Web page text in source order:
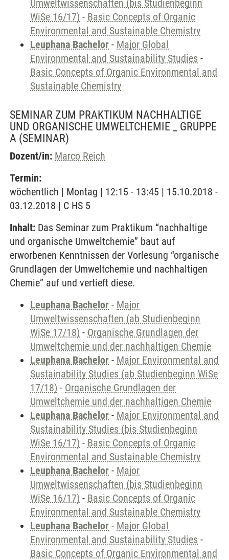
Umweltwissenschaften (bis Studienbeginn
WiSe 16/17) - Basic Concepts of Organic
Environmental and Sustainable Chemistry
Leuphana Bachelor - Major Global
Environmental and Sustainability Studies -
Basic Concepts of Organic Environmental and
Sustainable Chemistry
SEMINAR ZUM PRAKTIKUM NACHHALTIGE
UND ORGANISCHE UMWELTCHEMIE _ GRUPPE
A (SEMINAR)
Dozent/in: Marco Reich
Termin:
wöchentlich | Montag | 12:15 - 13:45 | 15.10.2018 -
03.12.2018 | C HS 5
Inhalt: Das Seminar zum Praktikum “nachhaltige
und organische Umweltchemie” baut auf
erworbenen Kenntnissen der Vorlesung “organische
Grundlagen der Umweltchemie und nachhaltigen
Chemie” auf und vertieft diese.
Leuphana Bachelor - Major
Umweltwissenschaften (ab Studienbeginn
WiSe 17/18) - Organische Grundlagen der
Umweltchemie und der nachhaltigen Chemie
Leuphana Bachelor - Major Environmental and
Sustainability Studies (ab Studienbeginn WiSe
17/18) - Organische Grundlagen der
Umweltchemie und der nachhaltigen Chemie
Leuphana Bachelor - Major Environmental and
Sustainability Studies (bis Studienbeginn
WiSe 16/17) - Basic Concepts of Organic
Environmental and Sustainable Chemistry
Leuphana Bachelor - Major
Umweltwissenschaften (bis Studienbeginn
WiSe 16/17) - Basic Concepts of Organic
Environmental and Sustainable Chemistry
Leuphana Bachelor - Major Global
Environmental and Sustainability Studies -
Basic Concepts of Organic Environmental and